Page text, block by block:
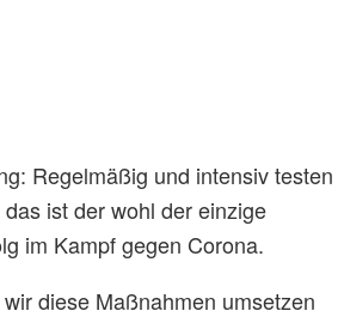
Regelmäßig und intensiv testen
ist der wohl der einzige
im Kampf gegen Corona.
diese Maßnahmen umsetzen